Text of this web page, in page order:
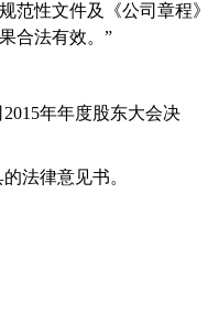
范性文件及《公司章程》
合法有效。”
2015年年度股东大会决
法律意见书。